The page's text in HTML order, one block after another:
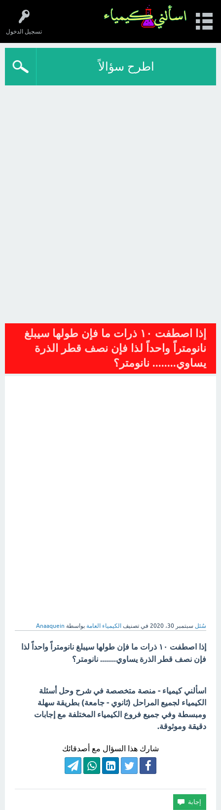
تسجيل الدخول
اطرح سؤالاً
إذا اصطفت ١٠ ذرات ما فإن طولها سيبلغ
نانومتراً واحداً لذا فإن نصف قطر الذرة
يساوي........ نانومتر؟
سُئل سبتمبر 30، 2020 في تصنيف الكيمياء العامة بواسطة Anaaquein
إذا اصطفت ١٠ ذرات ما فإن طولها سيبلغ نانومتراً واحداً لذا
فإن نصف قطر الذرة يساوي........ نانومتر؟
اسألني كيمياء - منصة متخصصة في شرح وحل أسئلة
الكيمياء لجميع المراحل (ثانوي - جامعة) بطريقة سهلة
ومبسطة وفي جميع فروع الكيمياء المختلفة مع إجابات
دقيقة وموثوقة.
شارك هذا السؤال مع أصدقائك